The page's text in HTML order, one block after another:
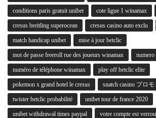
conditions paris gratuit unibet cote ligue 1 winamax
cresus breitling superocean cresus casino auto exclu
match handicap unibet mise à jour betclic
mot de passe freeroll rue des joueurs winamax numero
numéro de téléphone winamax play off betclic elite
pokemon x grand hotel le cresus snatch casino プロ
twister betclic probabilité unibet tour de france 2020
unibet withdrawal times paypal votre compte est